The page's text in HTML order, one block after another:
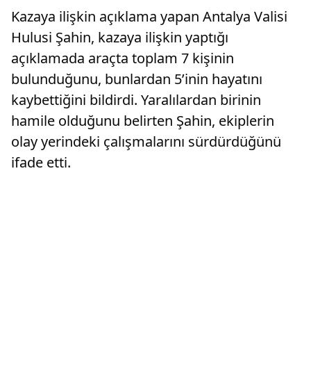
Kazaya ilişkin açıklama yapan Antalya Valisi
Hulusi Şahin, kazaya ilişkin yaptığı
açıklamada araçta toplam 7 kişinin
bulunduğunu, bunlardan 5’inin hayatını
kaybettiğini bildirdi. Yaralılardan birinin
hamile olduğunu belirten Şahin, ekiplerin
olay yerindeki çalışmalarını sürdürdüğünü
ifade etti.